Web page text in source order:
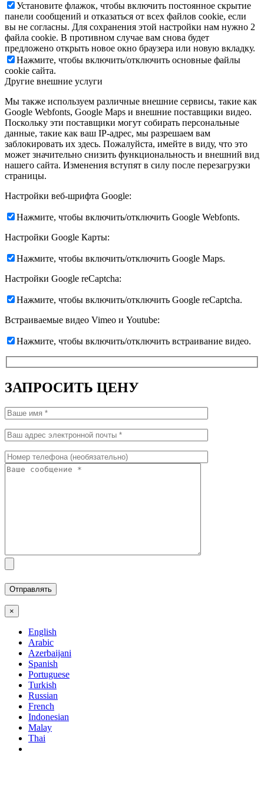
Установите флажок, чтобы включить постоянное скрытие
панели сообщений и отказаться от всех файлов cookie, если
вы не согласны. Для сохранения этой настройки нам нужно 2
файла cookie. В противном случае вам снова будет
предложено открыть новое окно браузера или новую вкладку.
Нажмите, чтобы включить/отключить основные файлы
cookie сайта.
Другие внешние услуги
Мы также используем различные внешние сервисы, такие как
Google Webfonts, Google Maps и внешние поставщики видео.
Поскольку эти поставщики могут собирать персональные
данные, такие как ваш IP-адрес, мы разрешаем вам
заблокировать их здесь. Пожалуйста, имейте в виду, что это
может значительно снизить функциональность и внешний вид
нашего сайта. Изменения вступят в силу после перезагрузки
страницы.
Настройки веб-шрифта Google:
Нажмите, чтобы включить/отключить Google Webfonts.
Настройки Google Карты:
Нажмите, чтобы включить/отключить Google Maps.
Настройки Google reCaptcha:
Нажмите, чтобы включить/отключить Google reCaptcha.
Встраиваемые видео Vimeo и Youtube:
Нажмите, чтобы включить/отключить встраивание видео.
ЗАПРОСИТЬ ЦЕНУ
×
English
Arabic
Azerbaijani
Spanish
Portuguese
Turkish
Russian
French
Indonesian
Malay
Thai